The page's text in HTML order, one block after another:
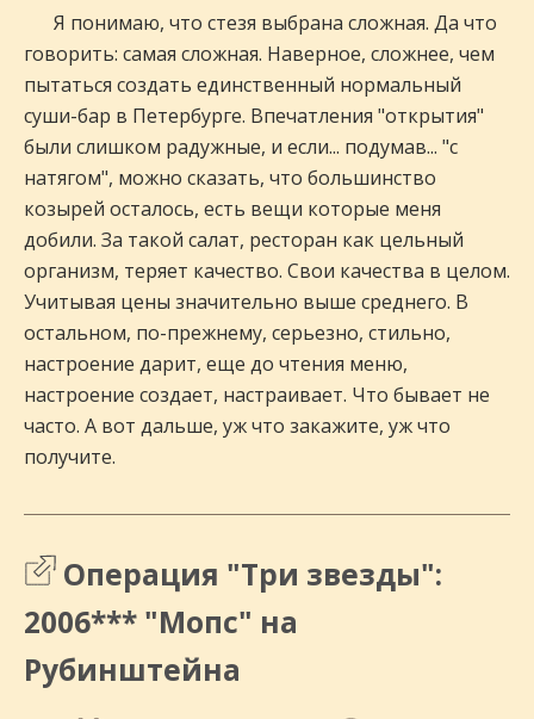
Я понимаю, что стезя выбрана сложная. Да что
говорить: самая сложная. Наверное, сложнее, чем
пытаться создать единственный нормальный
суши-бар в Петербурге. Впечатления "открытия"
были слишком радужные, и если... подумав... "с
натягом", можно сказать, что большинство
козырей осталось, есть вещи которые меня
добили. За такой салат, ресторан как цельный
организм, теряет качество. Свои качества в целом.
Учитывая цены значительно выше среднего. В
остальном, по-прежнему, серьезно, стильно,
настроение дарит, еще до чтения меню,
настроение создает, настраивает. Что бывает не
часто. А вот дальше, уж что закажите, уж что
получите.
Операция "Три звезды":
2006*** "Мопс" на
Рубинштейна